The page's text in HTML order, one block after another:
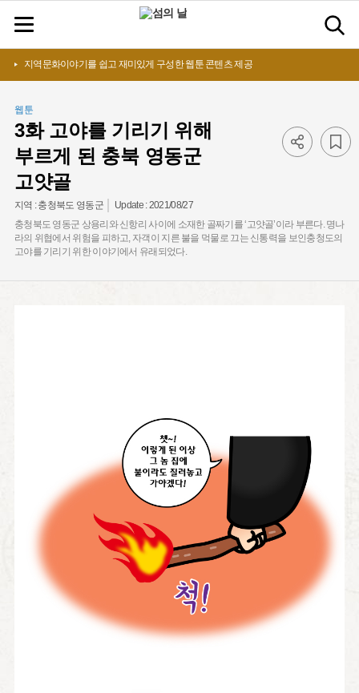
지역문화이야기를 쉽고 재미있게 구성한 웹툰 콘텐츠 제공
웹툰
3화 고야를 기리기 위해
부르게 된 충북 영동군
고얏골
지역 :충청북도 영동군 Update : 2021/08/27
충청북도 영동군 상용리와 신항리 사이에 소재한 골짜기를 ‘고얏골’이라 부른다. 명나
라의 위협에서 위험을 피하고, 자객이 지른 불을 먹물로 끄는 신통력을 보인충청도의
고야를 기리기 위한 이야기에서 유래되었다.